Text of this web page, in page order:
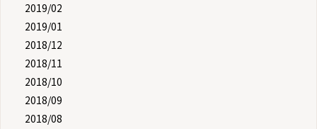
2019/02
2019/01
2018/12
2018/11
2018/10
2018/09
2018/08